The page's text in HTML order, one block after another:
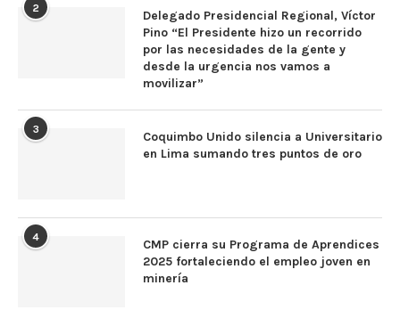
2
Delegado Presidencial Regional, Víctor
Pino “El Presidente hizo un recorrido
por las necesidades de la gente y
desde la urgencia nos vamos a
movilizar”
3
Coquimbo Unido silencia a Universitario
en Lima sumando tres puntos de oro
4
CMP cierra su Programa de Aprendices
2025 fortaleciendo el empleo joven en
minería